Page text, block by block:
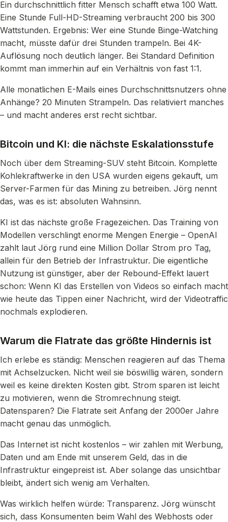
Ein durchschnittlich fitter Mensch schafft etwa 100 Watt.
Eine Stunde Full-HD-Streaming verbraucht 200 bis 300
Wattstunden. Ergebnis: Wer eine Stunde Binge-Watching
macht, müsste dafür drei Stunden trampeln. Bei 4K-
Auflösung noch deutlich länger. Bei Standard Definition
kommt man immerhin auf ein Verhältnis von fast 1:1.
Alle monatlichen E-Mails eines Durchschnittsnutzers ohne
Anhänge? 20 Minuten Strampeln. Das relativiert manches
– und macht anderes erst recht sichtbar.
Bitcoin und KI: die nächste Eskalationsstufe
Noch über dem Streaming-SUV steht Bitcoin. Komplette
Kohlekraftwerke in den USA wurden eigens gekauft, um
Server-Farmen für das Mining zu betreiben. Jörg nennt
das, was es ist: absoluten Wahnsinn.
KI ist das nächste große Fragezeichen. Das Training von
Modellen verschlingt enorme Mengen Energie – OpenAI
zahlt laut Jörg rund eine Million Dollar Strom pro Tag,
allein für den Betrieb der Infrastruktur. Die eigentliche
Nutzung ist günstiger, aber der Rebound-Effekt lauert
schon: Wenn KI das Erstellen von Videos so einfach macht
wie heute das Tippen einer Nachricht, wird der Videotraffic
nochmals explodieren.
Warum die Flatrate das größte Hindernis ist
Ich erlebe es ständig: Menschen reagieren auf das Thema
mit Achselzucken. Nicht weil sie böswillig wären, sondern
weil es keine direkten Kosten gibt. Strom sparen ist leicht
zu motivieren, wenn die Stromrechnung steigt.
Datensparen? Die Flatrate seit Anfang der 2000er Jahre
macht genau das unmöglich.
Das Internet ist nicht kostenlos – wir zahlen mit Werbung,
Daten und am Ende mit unserem Geld, das in die
Infrastruktur eingepreist ist. Aber solange das unsichtbar
bleibt, ändert sich wenig am Verhalten.
Was wirklich helfen würde: Transparenz. Jörg wünscht
sich, dass Konsumenten beim Wahl des Webhosts oder